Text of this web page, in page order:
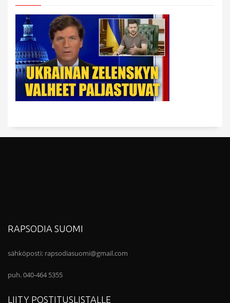
RAPSODIA SUOMI
sähköposti: rapsodiasuomi@gmail.com
puh. 040-464 5355
LIITY POSTITUSLISTALLE